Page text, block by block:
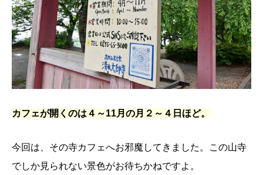
カフェが開くのは４～11月の月２～４日ほど。
今回は、その寺カフェへお邪魔してきました。この山寺
でしか見られない景色がお待ちかねですよ。